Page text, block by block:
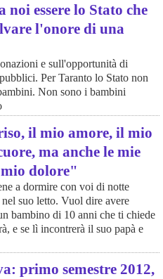
noi essere lo Stato che
l'onore di una
e sull'opportunità di
Per Taranto lo Stato non
Non sono i bambini
il mio amore, il mio
ma anche le mie
dolore"
a dormire con voi di notte
suo letto. Vuol dire avere
bambino di 10 anni che ti chiede
e se lì incontrerà il suo papà e
primo semestre 2012,